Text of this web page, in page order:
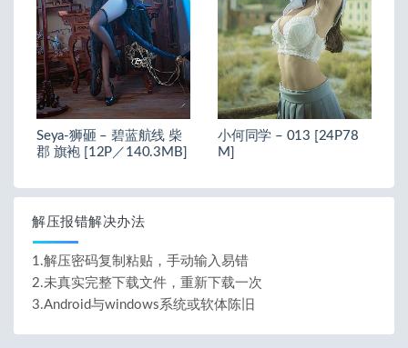
Seya-狮砸 – 碧蓝航线 柴
郡 旗袍 [12P／140.3MB]
小何同学 – 013 [24P78
M]
解压报错解决办法
1.解压密码复制粘贴，手动输入易错
2.未真实完整下载文件，重新下载一次
3.Android与windows系统或软体陈旧